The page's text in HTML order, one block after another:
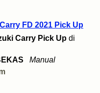
FD 2021 Pick Up
Carry Pick Up di
Manual